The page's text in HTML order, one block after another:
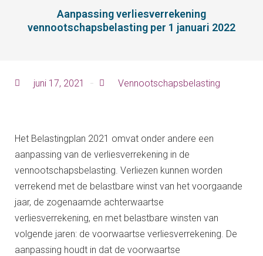
Aanpassing verliesverrekening
vennootschapsbelasting per 1 januari 2022
juni 17, 2021 Vennootschapsbelasting
Het Belastingplan 2021 omvat onder andere een
aanpassing van de verliesverrekening in de
vennootschapsbelasting. Verliezen kunnen worden
verrekend met de belastbare winst van het voorgaande
jaar, de zogenaamde achterwaartse
verliesverrekening, en met belastbare winsten van
volgende jaren: de voorwaartse verliesverrekening. De
aanpassing houdt in dat de voorwaartse